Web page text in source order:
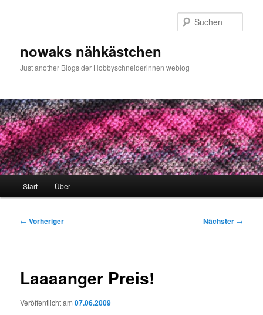
nowaks nähkästchen
Just another Blogs der Hobbyschneiderinnen weblog
Start Über
Beitragsnavigation
← Vorheriger Nächster →
Laaaanger Preis!
Veröffentlicht am07.06.2009